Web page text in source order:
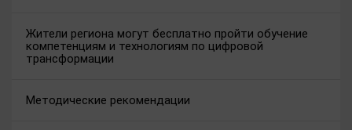
Жители региона могут бесплатно пройти обучение
компетенциям и технологиям по цифровой
трансформации
Методические рекомендации